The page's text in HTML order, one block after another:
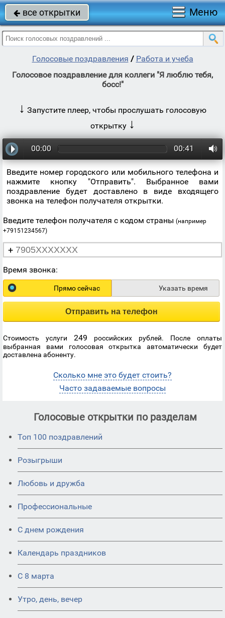
 все открытки Меню
Голосовые поздравления / Работа и учеба
Голосовое поздравление для коллеги "Я люблю тебя,
босс!"
↓ Запустите плеер, чтобы прослушать голосовую
открытку ↓
00:00 00:41
Введите номер городского или мобильного телефона и
нажмите кнопку "Отправить". Выбранное вами
поздравление будет доставлено в виде входящего
звонка на телефон получателя открытки.
Введите телефон получателя с кодом страны (например
+79151234567)
+
Время звонка:
Прямо сейчас Указать время
Отправить на телефон
Стоимость услуги 249 российских рублей. После оплаты
выбранная вами голосовая открытка автоматически будет
доставлена абоненту.
Сколько мне это будет стоить?
Часто задаваемые вопросы
Голосовые открытки по разделам
Топ 100 поздравлений
Розыгрыши
Любовь и дружба
Профессиональные
С днем рождения
Календарь праздников
С 8 марта
Утро, день, вечер